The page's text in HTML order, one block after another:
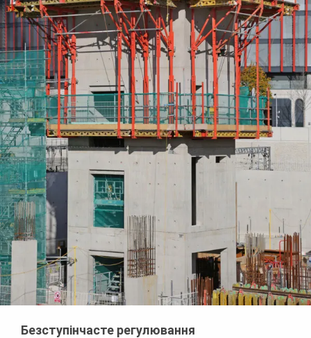
Безступінчасте регулювання